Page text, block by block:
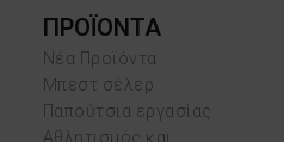
ΠΡΟΪΌΝΤΑ
Νέα Προϊόντα
Μπεστ σέλερ
Παπούτσια εργασίας
Αθλητισμός και